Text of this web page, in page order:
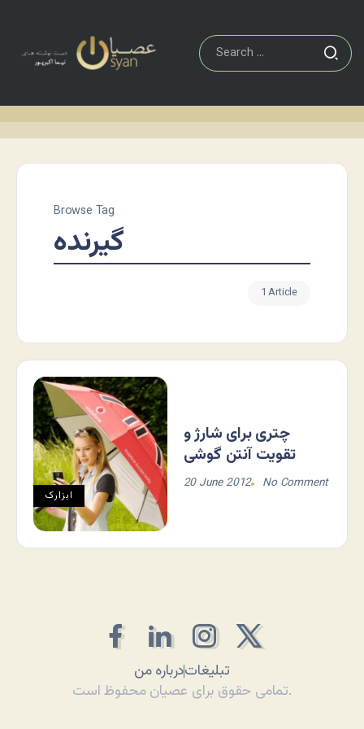
Browse Tag
گیرنده
1 Article
ابزارک
چتری برای شارژ و
تقویت آنتن گوشی
20 June 2012 No Comment
درباره منتبلیغات
تمامی حقوق برای عصیان محفوظ است.